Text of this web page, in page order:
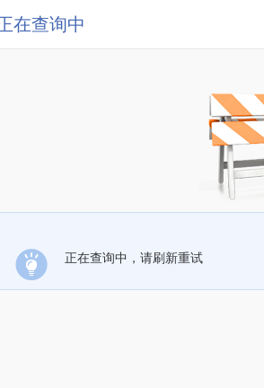
在查询中
正在查询中，请刷新重试